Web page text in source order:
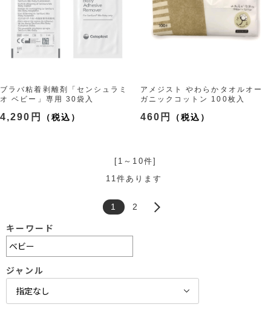
ブラバ粘着剥離剤「センシュラミ
オ ベビー」専用 30袋入
4,290円
アメジスト やわらかタオルオー
ガニックコットン 100枚入
460円
[1～10件]
11件あります
1 2
キーワード
ジャンル